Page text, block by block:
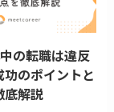
の転職は違反
功のポイントと
底解説